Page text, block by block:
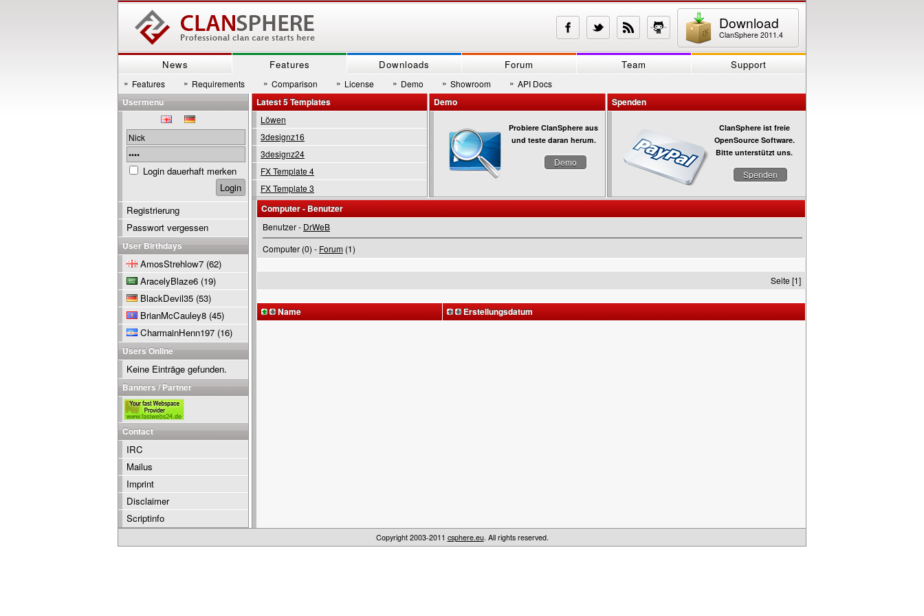
Download
ClanSphere 2011.4
News Features Downloads Forum Team Support
» Features » Requirements » Comparison » License » Demo » Showroom » API Docs
Latest 5 Templates
Löwen
3designz16
3designz24
FX Template 4
FX Template 3
Demo
Probiere ClanSphere aus
und teste daran herum.
Demo
Spenden
ClanSphere ist freie
OpenSource Software.
Bitte unterstützt uns.
Spenden
Computer - Benutzer
Benutzer - DrWeB
Computer (0) - Forum (1)
Seite [1]
Name Erstellungsdatum
Usermenu
Login dauerhaft merken
Registrierung
Passwort vergessen
User Birthdays
AmosStrehlow7 (62)
AracelyBlaze6 (19)
BlackDevil35 (53)
BrianMcCauley8 (45)
CharmainHenn197 (16)
Users Online
Keine Einträge gefunden.
Banners / Partner
Contact
IRC
Mailus
Imprint
Disclaimer
Scriptinfo
Copyright 2003-2011 csphere.eu. All rights reserved.